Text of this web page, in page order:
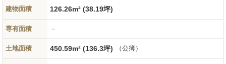
建物面積 126.26m² (38.19坪)
専有面積 －
土地面積 450.59m² (136.3坪) （公簿）